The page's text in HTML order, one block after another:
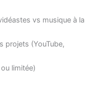
vs musique à la
projets (YouTube,
limitée)